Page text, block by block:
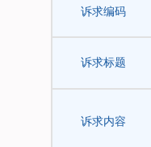
诉求编码
诉求标题
诉求内容